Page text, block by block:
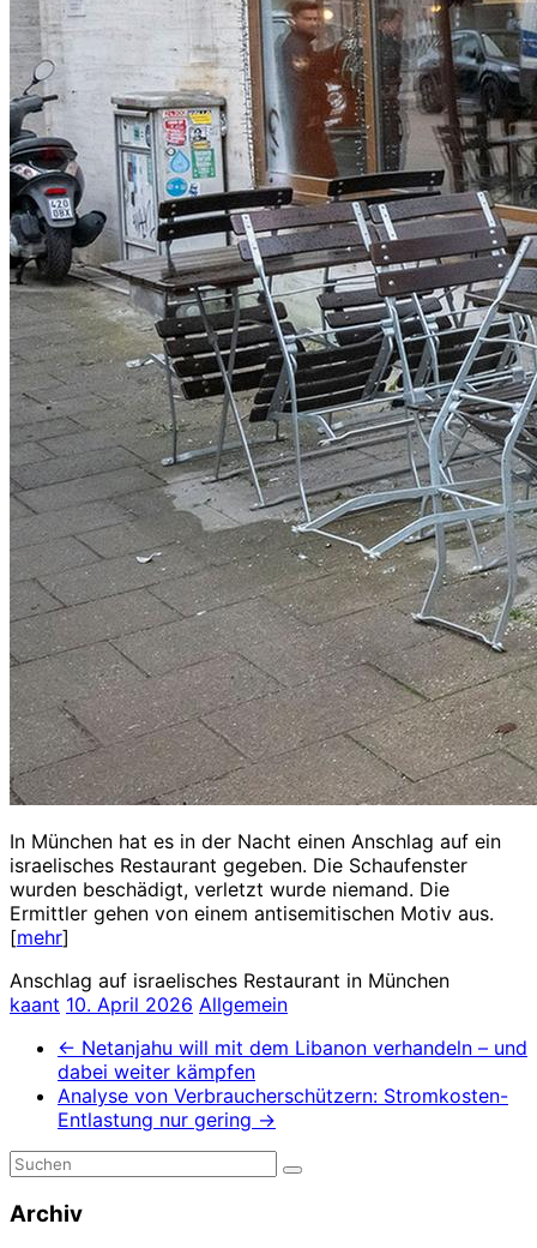
In München hat es in der Nacht einen Anschlag auf ein
israelisches Restaurant gegeben. Die Schaufenster
wurden beschädigt, verletzt wurde niemand. Die
Ermittler gehen von einem antisemitischen Motiv aus.
[mehr]
Anschlag auf israelisches Restaurant in München
kaant 10. April 2026 Allgemein
← Netanjahu will mit dem Libanon verhandeln – und
dabei weiter kämpfen
Analyse von Verbraucherschützern: Stromkosten-
Entlastung nur gering →
Archiv